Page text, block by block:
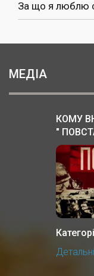
За що я люблю
МЕДІА
КОМУ
"